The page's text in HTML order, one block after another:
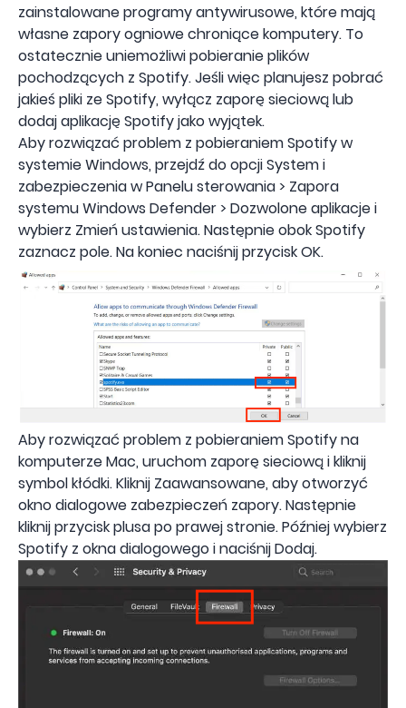
zainstalowane programy antywirusowe, które mają
własne zapory ogniowe chroniące komputery. To
ostatecznie uniemożliwi pobieranie plików
pochodzących z Spotify. Jeśli więc planujesz pobrać
jakieś pliki ze Spotify, wyłącz zaporę sieciową lub
dodaj aplikację Spotify jako wyjątek.
Aby rozwiązać problem z pobieraniem Spotify w
systemie Windows, przejdź do opcji System i
zabezpieczenia w Panelu sterowania > Zapora
systemu Windows Defender > Dozwolone aplikacje i
wybierz Zmień ustawienia. Następnie obok Spotify
zaznacz pole. Na koniec naciśnij przycisk OK.
Aby rozwiązać problem z pobieraniem Spotify na
komputerze Mac, uruchom zaporę sieciową i kliknij
symbol kłódki. Kliknij Zaawansowane, aby otworzyć
okno dialogowe zabezpieczeń zapory. Następnie
kliknij przycisk plusa po prawej stronie. Później wybierz
Spotify z okna dialogowego i naciśnij Dodaj.